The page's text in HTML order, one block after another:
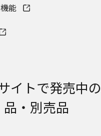
発売当初のものに代えて、改訂
体に同梱する取扱説明書の変更
トではそれらの印刷物は公開
をご了承ください。
能
イトで発売中
品・別売品